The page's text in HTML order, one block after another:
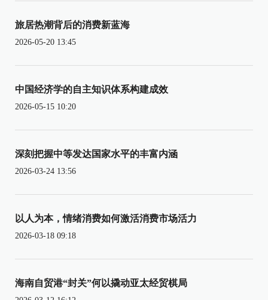
旅居热潮背后的消费新蓝海
2026-05-20 13:45
中国经济学的自主知识体系构建成效
2026-05-15 10:20
深刻把握中等发达国家水平的丰富内涵
2026-03-24 13:56
以人为本，情绪消费如何激活消费市场活力
2026-03-18 09:18
海南自贸港“封关”何以撬动亚太经贸棋局